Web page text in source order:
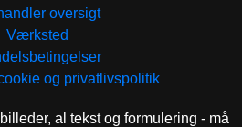
oversigt
Værksted
og privatlivspolitik
al tekst og formulering - må